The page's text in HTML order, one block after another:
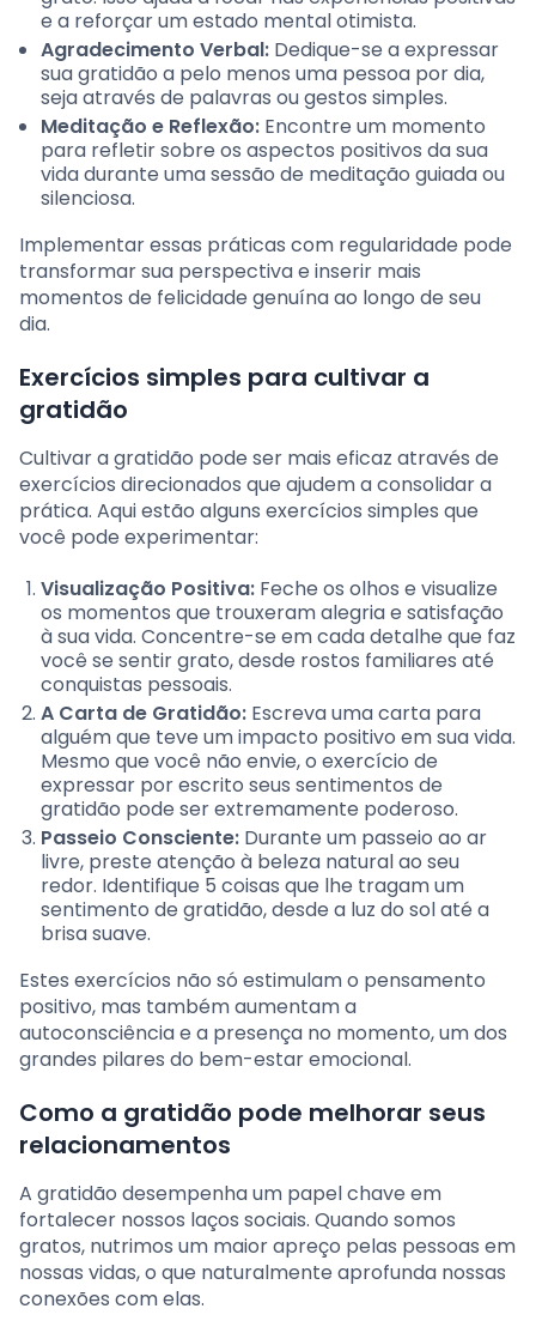
e a reforçar um estado mental otimista.
Agradecimento Verbal: Dedique-se a expressar
sua gratidão a pelo menos uma pessoa por dia,
seja através de palavras ou gestos simples.
Meditação e Reflexão: Encontre um momento
para refletir sobre os aspectos positivos da sua
vida durante uma sessão de meditação guiada ou
silenciosa.
Implementar essas práticas com regularidade pode
transformar sua perspectiva e inserir mais
momentos de felicidade genuína ao longo de seu
dia.
Exercícios simples para cultivar a
gratidão
Cultivar a gratidão pode ser mais eficaz através de
exercícios direcionados que ajudem a consolidar a
prática. Aqui estão alguns exercícios simples que
você pode experimentar:
Visualização Positiva: Feche os olhos e visualize
os momentos que trouxeram alegria e satisfação
à sua vida. Concentre-se em cada detalhe que faz
você se sentir grato, desde rostos familiares até
conquistas pessoais.
A Carta de Gratidão: Escreva uma carta para
alguém que teve um impacto positivo em sua vida.
Mesmo que você não envie, o exercício de
expressar por escrito seus sentimentos de
gratidão pode ser extremamente poderoso.
Passeio Consciente: Durante um passeio ao ar
livre, preste atenção à beleza natural ao seu
redor. Identifique 5 coisas que lhe tragam um
sentimento de gratidão, desde a luz do sol até a
brisa suave.
Estes exercícios não só estimulam o pensamento
positivo, mas também aumentam a
autoconsciência e a presença no momento, um dos
grandes pilares do bem-estar emocional.
Como a gratidão pode melhorar seus
relacionamentos
A gratidão desempenha um papel chave em
fortalecer nossos laços sociais. Quando somos
gratos, nutrimos um maior apreço pelas pessoas em
nossas vidas, o que naturalmente aprofunda nossas
conexões com elas.